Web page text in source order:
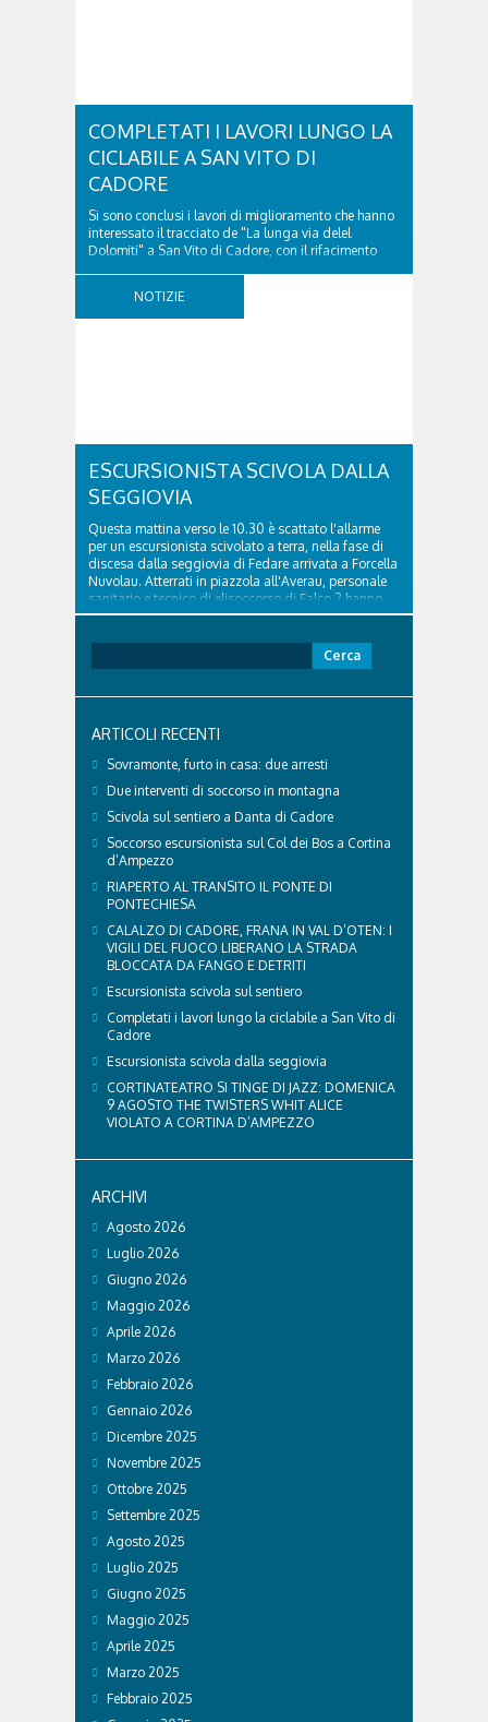
COMPLETATI I LAVORI LUNGO LA
CICLABILE A SAN VITO DI
CADORE
Si sono conclusi i lavori di miglioramento che hanno
interessato il tracciato de "La lunga via delel
Dolomiti" a San Vito di Cadore, con il rifacimento
appositi dissuasori in corrispondenza...
NOTIZIE
ESCURSIONISTA SCIVOLA DALLA
SEGGIOVIA
Questa mattina verso le 10.30 è scattato l'allarme
per un escursionista scivolato a terra, nella fase di
discesa dalla seggiovia di Fedare arrivata a Forcella
Nuvolau. Atterrati in piazzola all'Averau, personale
sanitario e tecnico di elisoccorso di Falco 2 hanno
raggiunto il 74enne di Teolo...
per:
ARTICOLI RECENTI
Sovramonte, furto in casa: due arresti
Due interventi di soccorso in montagna
Scivola sul sentiero a Danta di Cadore
Soccorso escursionista sul Col dei Bos a Cortina
d’Ampezzo
RIAPERTO AL TRANSITO IL PONTE DI
PONTECHIESA
CALALZO DI CADORE, FRANA IN VAL D’OTEN: I
VIGILI DEL FUOCO LIBERANO LA STRADA
BLOCCATA DA FANGO E DETRITI
Escursionista scivola sul sentiero
Completati i lavori lungo la ciclabile a San Vito di
Cadore
Escursionista scivola dalla seggiovia
CORTINATEATRO SI TINGE DI JAZZ: DOMENICA
9 AGOSTO THE TWISTERS WHIT ALICE
VIOLATO A CORTINA D’AMPEZZO
ARCHIVI
Agosto 2026
Luglio 2026
Giugno 2026
Maggio 2026
Aprile 2026
Marzo 2026
Febbraio 2026
Gennaio 2026
Dicembre 2025
Novembre 2025
Ottobre 2025
Settembre 2025
Agosto 2025
Luglio 2025
Giugno 2025
Maggio 2025
Aprile 2025
Marzo 2025
Febbraio 2025